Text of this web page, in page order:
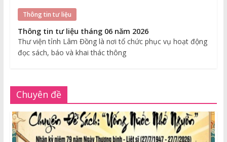
Thông tin tư liệu
Thông tin tư liệu tháng 06 năm 2026
Thư viện tỉnh Lâm Đồng là nơi tổ chức phục vụ hoạt động
đọc sách, báo và khai thác thông
Chuyên đề